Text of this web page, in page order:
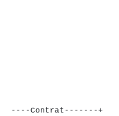
Sud
P: A V
C: D
K: D
T: A R
----Contrat-------+